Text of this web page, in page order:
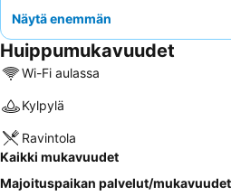
Näytä enemmän
Huippumukavuudet
Wi-Fi aulassa
Kylpylä
Ravintola
Kaikki mukavuudet
Majoituspaikan palvelut/mukavuudet